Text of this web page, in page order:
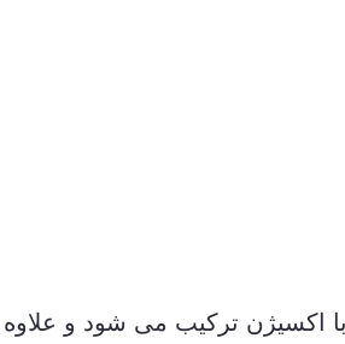
ترکیب می شود و علاوه